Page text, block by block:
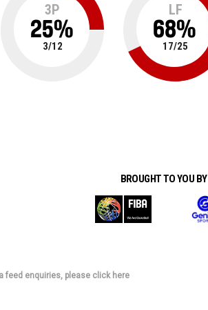
3P
25%
3/12
LF
68%
17/25
BROUGHT TO YOU BY
feed enquiries, please click here